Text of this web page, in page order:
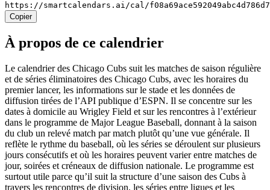
https://smartcalendars.ai/cal/
Copier
À propos de ce calendrier
Le calendrier des Chicago Cubs suit les matches de saison régulière
et de séries éliminatoires des Chicago Cubs, avec les horaires du
premier lancer, les informations sur le stade et les données de
diffusion tirées de l’API publique d’ESPN. Il se concentre sur les
dates à domicile au Wrigley Field et sur les rencontres à l’extérieur
dans le programme de Major League Baseball, donnant à la saison
du club un relevé match par match plutôt qu’une vue générale. Il
reflète le rythme du baseball, où les séries se déroulent sur plusieurs
jours consécutifs et où les horaires peuvent varier entre matches de
jour, soirées et créneaux de diffusion nationale. Le programme est
surtout utile parce qu’il suit la structure d’une saison des Cubs à
travers les rencontres de division, les séries entre ligues et les